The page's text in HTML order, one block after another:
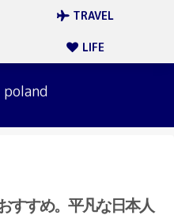
TRAVEL
LIFE
すすめ。平凡な日本人